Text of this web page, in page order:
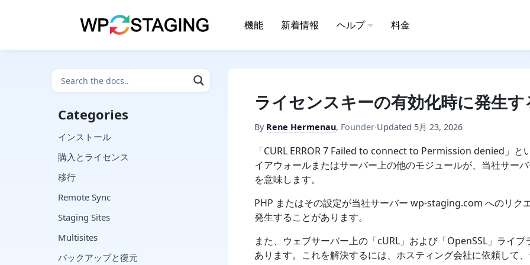
機能 新着情報 ヘルプ 料金
ライセンスキーの有効化時に発生
By Rene Hermenau, Founder·Updated 5月 23, 2026
「CURL ERROR 7 Failed to connect to Permission denied」
イアウォールまたはサーバー上の他のモジュールが、当社サー
を意味します。
PHP またはその設定が当社サーバー wp-staging.com へのリク
発生することがあります。
また、ウェブサーバー上の「cURL」および「OpenSSL」ライ
あります。これを解決するには、ホスティング会社に依頼して
Categories
インストール
購入とライセンス
移行
Remote Sync
Staging Sites
Multisites
バックアップと復元